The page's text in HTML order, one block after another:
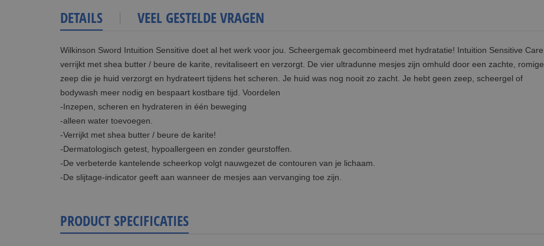
DETAILS
Wilkinson Sword Intuition Sensitive doet al het werk voor jou. Scheergemak gecombineerd met hydratatie! Intuition Sensitive Care,
verrijkt met shea butter / beure de karite, revitaliseert en verzorgt. De vier ultradunne mesjes zijn omhuld door een zachte, romige
zeep die je huid verzorgt en hydrateert tijdens het scheren. Je huid was nog nooit zo zacht. Je hebt geen zeep, scheergel of
bodywash meer nodig en bespaart kostbare tijd. Voordelen
-Inzepen, scheren en hydrateren in één beweging
-alleen water toevoegen.
-Verrijkt met shea butter / beure de karite!
-Dermatologisch getest, hypoallergeen en zonder geurstoffen.
-De verbeterde kantelende scheerkop volgt nauwgezet de contouren van je lichaam.
-De slijtage-indicator geeft aan wanneer de mesjes aan vervanging toe zijn.
VEEL GESTELDE VRAGEN
PRODUCT SPECIFICATIES